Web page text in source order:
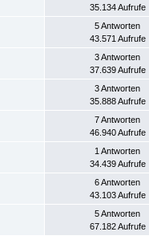
35.134 Aufrufe
5 Antworten
43.571 Aufrufe
3 Antworten
37.639 Aufrufe
3 Antworten
35.888 Aufrufe
7 Antworten
46.940 Aufrufe
1 Antworten
34.439 Aufrufe
6 Antworten
43.103 Aufrufe
5 Antworten
67.182 Aufrufe